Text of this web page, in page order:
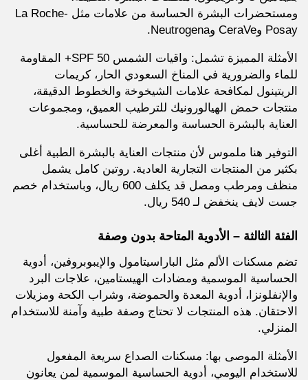
ومستحضرات البشرة الحساسة من علامات مثل La Roche-
Posay وCeraVe وNeutrogena.
الأمثلة المميزة تشمل: واقيات الشمس SPF 50+ المقاومة
للماء والضرورية في المناخ السعودي الحار، كريمات
الريتينول لمكافحة علامات الشيخوخة والخطوط الدقيقة،
منتجات حمض الهيالورونيك للترطيب العميق، ومجموعات
العناية بالبشرة الحساسة والمعرضة للحساسية.
التوفير هنا ملموس لأن منتجات العناية بالبشرة الطبية أغلى
بكثير من المنتجات التجارية العادية. روتين كامل يشمل
منظف ومرطب ومصل قد يكلف 600 ريال، وباستخدام خصم
جست لايف ينخفض لـ 540 ريال.
الفئة الثالثة – الأدوية المتاحة بدون وصفة
تضم مسكنات الألم مثل الباراسيتامول والإيبوبروفين، أدوية
الحساسية الموسمية ومضادات الهيستامين، علاجات البرد
والإنفلونزا، أدوية المعدة والحموضة، وشراب الكحة ومزيلات
الاحتقان. هذه المنتجات لا تحتاج وصفة طبية وآمنة للاستخدام
المنزلي.
الأمثلة الموصى بها: مسكنات الصداع سريعة المفعول
للاستخدام اليومي، أدوية الحساسية الموسمية لمن يعانون